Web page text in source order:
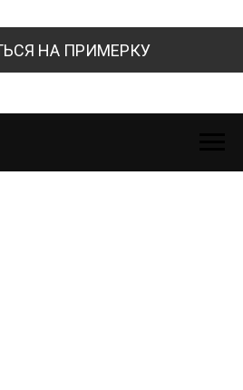
НА ПРИМЕРКУ